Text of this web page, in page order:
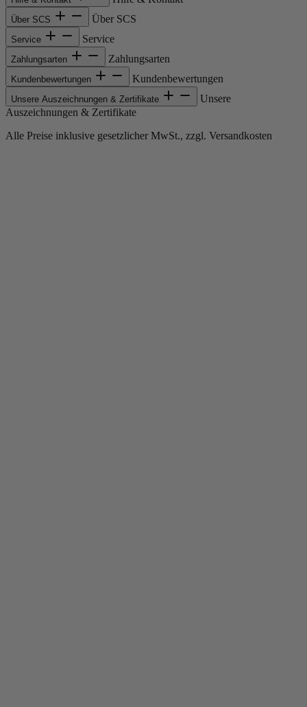
Über SCS Über SCS
Service Service
Zahlungsarten Zahlungsarten
Kundenbewertungen Kundenbewertungen
Unsere Auszeichnungen & Zertifikate
Unsere
Auszeichnungen & Zertifikate
Alle Preise inklusive gesetzlicher MwSt., zzgl. Versandkosten